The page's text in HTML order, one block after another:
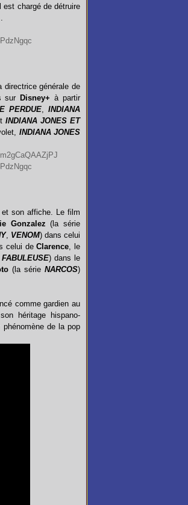
est chargé de détruire
directrice générale de
sur Disney+ à partir
PERDUE,INDIANA
INDIANA JONES ET
INDIANA JONES
son affiche. Le film
Gonzalez(la série
, VENOM) dans celui
celui deClarence, le
) dans le
(la sérieNARCOS)
comme gardien au
héritage hispano-
de la pop